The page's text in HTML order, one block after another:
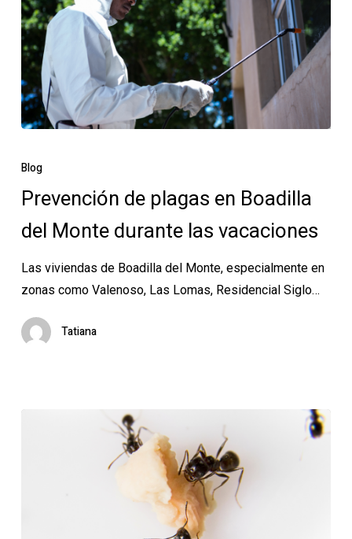
de
en
Boadilla
Monte
durante
las
vacaciones
Blog
Prevención de plagas en Boadilla
del Monte durante las vacaciones
Las viviendas de Boadilla del Monte, especialmente en
zonas como Valenoso, Las Lomas, Residencial Siglo…
Tatiana